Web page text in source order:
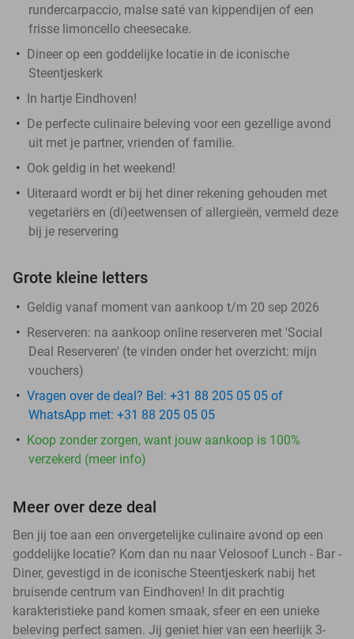
rundercarpaccio, malse saté van kippendijen of een
frisse limoncello cheesecake.
Dineer op een goddelijke locatie in de iconische
Steentjeskerk
In hartje Eindhoven!
De perfecte culinaire beleving voor een gezellige avond
uit met je partner, vrienden of familie.
Ook geldig in het weekend!
Uiteraard wordt er bij het diner rekening gehouden met
vegetariërs en (di)eetwensen of allergieën, vermeld deze
bij je reservering
Grote kleine letters
Geldig vanaf moment van aankoop t/m 20 sep 2026
Reserveren: na aankoop online reserveren met 'Social
Deal Reserveren' (te vinden onder het overzicht: mijn
vouchers)
Vragen over de deal? Bel: +31 88 205 05 05 of
WhatsApp met: +31 88 205 05 05
Koop zonder zorgen, want jouw aankoop is 100%
verzekerd (meer info)
Meer over deze deal
Ben jij toe aan een onvergetelijke culinaire avond op een
goddelijke locatie? Kom dan nu naar Velosoof Lunch - Bar -
Diner, gevestigd in de iconische Steentjeskerk nabij het
bruisende centrum van Eindhoven! In dit prachtig
karakteristieke pand komen smaak, sfeer en een unieke
beleving perfect samen. Jij geniet hier van een heerlijk 3-